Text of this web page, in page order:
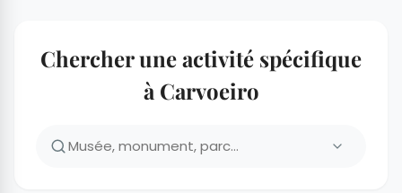
Chercher une activité spécifique
à Carvoeiro